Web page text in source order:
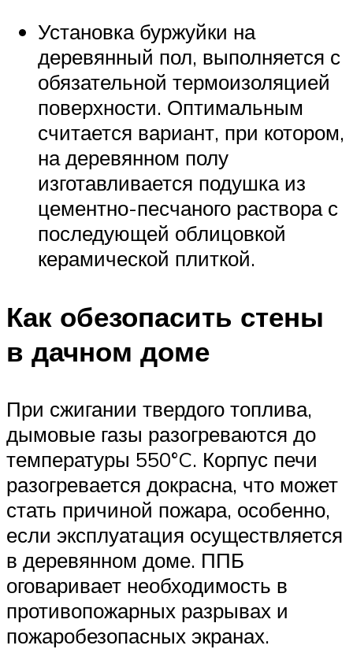
Установка буржуйки на
деревянный пол, выполняется с
обязательной термоизоляцией
поверхности. Оптимальным
считается вариант, при котором,
на деревянном полу
изготавливается подушка из
цементно-песчаного раствора с
последующей облицовкой
керамической плиткой.
Как обезопасить стены
в дачном доме
При сжигании твердого топлива,
дымовые газы разогреваются до
температуры 550°C. Корпус печи
разогревается докрасна, что может
стать причиной пожара, особенно,
если эксплуатация осуществляется
в деревянном доме. ППБ
оговаривает необходимость в
противопожарных разрывах и
пожаробезопасных экранах.